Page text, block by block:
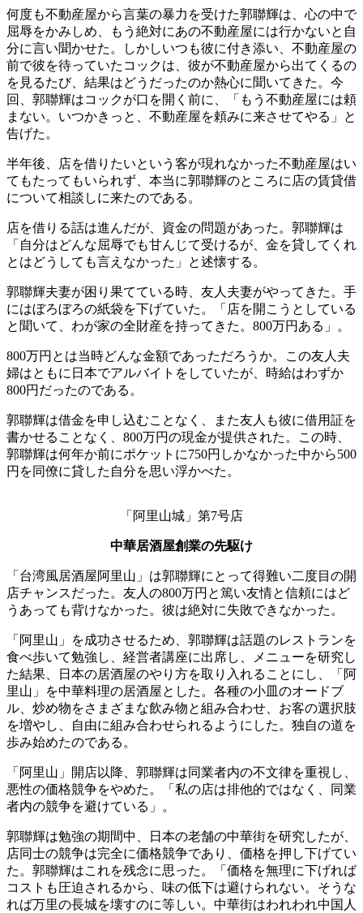
何度も不動産屋から言葉の暴力を受けた郭聯輝は、心の中で
屈辱をかみしめ、もう絶対にあの不動産屋には行かないと自
分に言い聞かせた。しかしいつも彼に付き添い、不動産屋の
前で彼を待っていたコックは、彼が不動産屋から出てくるの
を見るたび、結果はどうだったのか熱心に聞いてきた。今
回、郭聯輝はコックが口を開く前に、「もう不動産屋には頼
まない。いつかきっと、不動産屋を頼みに来させてやる」と
告げた。
半年後、店を借りたいという客が現れなかった不動産屋はい
てもたってもいられず、本当に郭聯輝のところに店の賃貸借
について相談しに来たのである。
店を借りる話は進んだが、資金の問題があった。郭聯輝は
「自分はどんな屈辱でも甘んじて受けるが、金を貸してくれ
とはどうしても言えなかった」と述懐する。
郭聯輝夫妻が困り果てている時、友人夫妻がやってきた。手
にはぼろぼろの紙袋を下げていた。「店を開こうとしている
と聞いて、わが家の全財産を持ってきた。800万円ある」。
800万円とは当時どんな金額であっただろうか。この友人夫
婦はともに日本でアルバイトをしていたが、時給はわずか
800円だったのである。
郭聯輝は借金を申し込むことなく、また友人も彼に借用証を
書かせることなく、800万円の現金が提供された。この時、
郭聯輝は何年か前にポケットに750円しかなかった中から500
円を同僚に貸した自分を思い浮かべた。
「阿里山城」第7号店
中華居酒屋創業の先駆け
「台湾風居酒屋阿里山」は郭聯輝にとって得難い二度目の開
店チャンスだった。友人の800万円と篤い友情と信頼にはど
うあっても背けなかった。彼は絶対に失敗できなかった。
「阿里山」を成功させるため、郭聯輝は話題のレストランを
食べ歩いて勉強し、経営者講座に出席し、メニューを研究し
た結果、日本の居酒屋のやり方を取り入れることにし、「阿
里山」を中華料理の居酒屋とした。各種の小皿のオードブ
ル、炒め物をさまざまな飲み物と組み合わせ、お客の選択肢
を増やし、自由に組み合わせられるようにした。独自の道を
歩み始めたのである。
「阿里山」開店以降、郭聯輝は同業者内の不文律を重視し、
悪性の価格競争をやめた。「私の店は排他的ではなく、同業
者内の競争を避けている」。
郭聯輝は勉強の期間中、日本の老舗の中華街を研究したが、
店同士の競争は完全に価格競争であり、価格を押し下げてい
た。郭聯輝はこれを残念に思った。「価格を無理に下げれば
コストも圧迫されるから、味の低下は避けられない。そうな
れば万里の長城を壊すのに等しい。中華街はわれわれ中国人